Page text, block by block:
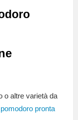
o altre varietà da
pronta